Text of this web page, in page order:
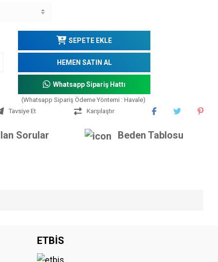
SEPETE EKLE
HEMEN SATIN AL
Whatsapp Sipariş Hattı
(Whatsapp Sipariş Ödeme Yöntemi : Havale)
Tavsiye Et
Karşılaştır
Sorular Beden Tablosu
ETBİS